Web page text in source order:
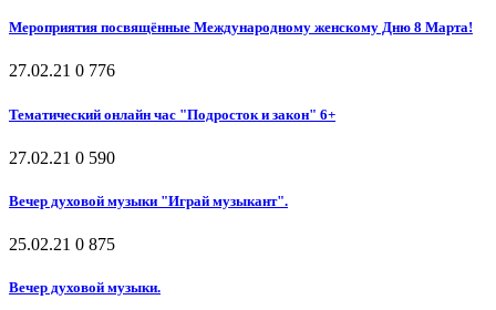
Мероприятия посвящённые Международному женскому Дню 8 Марта!
27.02.21 0 776
Тематический онлайн час "Подросток и закон" 6+
27.02.21 0 590
Вечер духовой музыки "Играй музыкант".
25.02.21 0 875
Вечер духовой музыки.